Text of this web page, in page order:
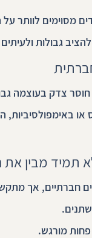
מסוימים לוותר
גבולות
חוסר צדק בעוצמה
תמיד מבין את
חברתיים, אך
פחות מורגש.